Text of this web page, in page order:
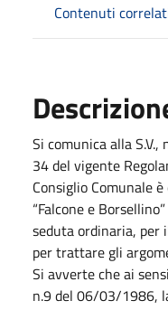
Contenuti
Si comunica alla
34 del vigente
Consiglio Comunale
“Falcone e
seduta ordinaria, per
per trattare gli
Si avverte che ai
n.9 del 06/03/1986,